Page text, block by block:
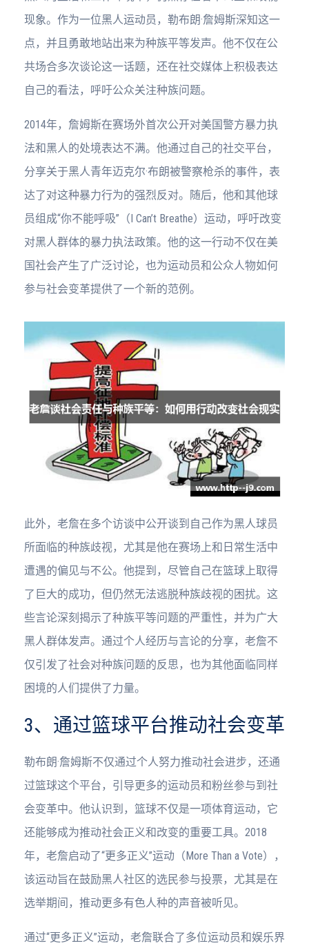
现象。作为一位黑人运动员，勒布朗·詹姆斯深知这一
点，并且勇敢地站出来为种族平等发声。他不仅在公
共场合多次谈论这一话题，还在社交媒体上积极表达
自己的看法，呼吁公众关注种族问题。
2014年，詹姆斯在赛场外首次公开对美国警方暴力执
法和黑人的处境表达不满。他通过自己的社交平台，
分享关于黑人青年迈克尔·布朗被警察枪杀的事件，表
达了对这种暴力行为的强烈反对。随后，他和其他球
员组成“你不能呼吸”（I Can’t Breathe）运动，呼吁改变
对黑人群体的暴力执法政策。他的这一行动不仅在美
国社会产生了广泛讨论，也为运动员和公众人物如何
参与社会变革提供了一个新的范例。
此外，老詹在多个访谈中公开谈到自己作为黑人球员
所面临的种族歧视，尤其是他在赛场上和日常生活中
遭遇的偏见与不公。他提到，尽管自己在篮球上取得
了巨大的成功，但仍然无法逃脱种族歧视的困扰。这
些言论深刻揭示了种族平等问题的严重性，并为广大
黑人群体发声。通过个人经历与言论的分享，老詹不
仅引发了社会对种族问题的反思，也为其他面临同样
困境的人们提供了力量。
3、通过篮球平台推动社会变革
勒布朗·詹姆斯不仅通过个人努力推动社会进步，还通
过篮球这个平台，引导更多的运动员和粉丝参与到社
会变革中。他认识到，篮球不仅是一项体育运动，它
还能够成为推动社会正义和改变的重要工具。2018
年，老詹启动了“更多正义”运动（More Than a Vote），
该运动旨在鼓励黑人社区的选民参与投票，尤其是在
选举期间，推动更多有色人种的声音被听见。
通过“更多正义”运动，老詹联合了多位运动员和娱乐界